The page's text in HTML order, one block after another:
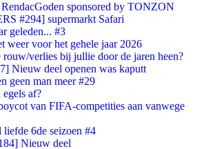
sponsored by TONZON
#294] supermarkt Safari
geleden... #3
weer voor het gehele jaar 2026
rouw/verlies bij jullie door de jaren heen?
Nieuw deel openen was kaputt
geen man meer #29
af?
van FIFA-competities aan vanwege
6de seizoen #4
Nieuw deel